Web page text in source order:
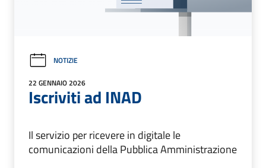
NOTIZIE
22 GENNAIO 2026
Iscriviti ad INAD
Il servizio per ricevere in digitale le
comunicazioni della Pubblica Amministrazione